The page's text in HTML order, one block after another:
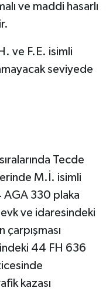
ve maddi hasarlı
ve F.E. isimli
seviyede
Tecde
M.İ. isimli
AGA 330 plaka
ve idaresindeki
çarpışması
44 FH 636
kazası